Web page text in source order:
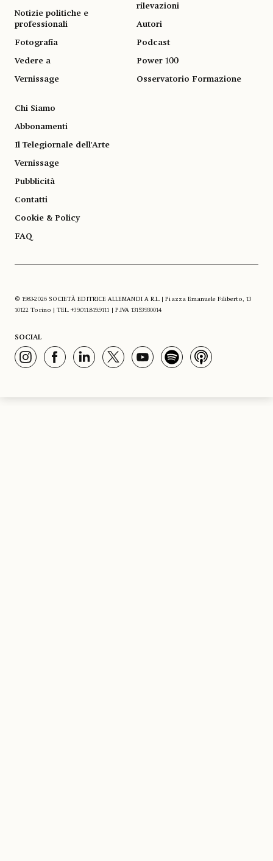
Notizie politiche e
professionali
Fotografia
Vedere a
Vernissage
rilevazioni
Autori
Podcast
Power 100
Osservatorio Formazione
Chi Siamo
Abbonamenti
Il Telegiornale dell'Arte
Vernissage
Pubblicità
Contatti
Cookie & Policy
FAQ
© 1983-2026 SOCIETÀ EDITRICE ALLEMANDI A R.L. | Piazza Emanuele Filiberto, 13
10122 Torino | TEL. +39.011.819.9111 | P.IVA 13153930014
SOCIAL